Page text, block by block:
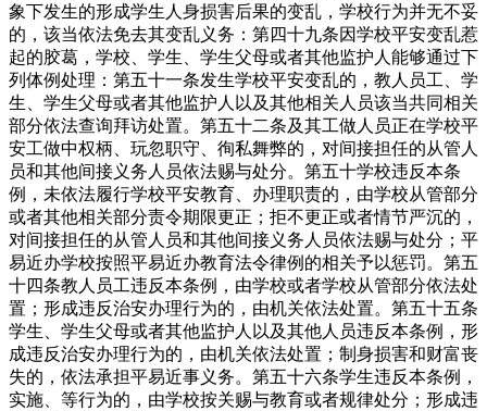
象下发生的形成学生人身损害后果的变乱，学校行为并无不妥
的，该当依法免去其变乱义务：第四十九条因学校平安变乱惹
起的胶葛，学校、学生、学生父母或者其他监护人能够通过下
列体例处理：第五十一条发生学校平安变乱的，教人员工、学
生、学生父母或者其他监护人以及其他相关人员该当共同相关
部分依法查询拜访处置。第五十二条及其工做人员正在学校平
安工做中权柄、玩忽职守、徇私舞弊的，对间接担任的从管人
员和其他间接义务人员依法赐与处分。第五十学校违反本条
例，未依法履行学校平安教育、办理职责的，由学校从管部分
或者其他相关部分责令期限更正；拒不更正或者情节严沉的，
对间接担任的从管人员和其他间接义务人员依法赐与处分；平
易近办学校按照平易近办教育法令律例的相关予以惩罚。第五
十四条教人员工违反本条例，由学校或者学校从管部分依法处
置；形成违反治安办理行为的，由机关依法处置。第五十五条
学生、学生父母或者其他监护人以及其他人员违反本条例，形
成违反治安办理行为的，由机关依法处置；制身损害和财富丧
失的，依法承担平易近事义务。第五十六条学生违反本条例，
实施、等行为的，由学校按关赐与教育或者规律处分；形成违